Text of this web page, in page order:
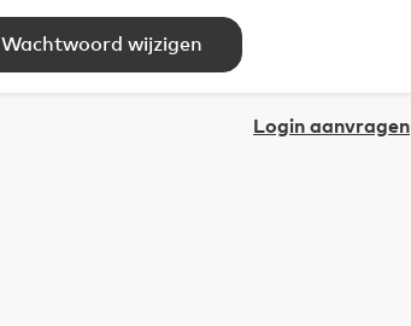
Wachtwoord wijzigen
Login aanvragen